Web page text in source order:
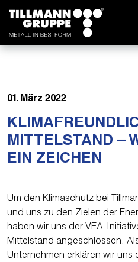
01. März 2022
MITTELSTAND –
EIN ZEICHEN
Um den Klimaschutz bei
und uns zu den Zielen der
haben wir uns der VEA-
Mittelstand angeschlossen.
Unternehmen erklären wir uns